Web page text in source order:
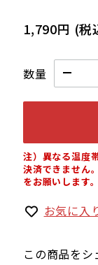
1,790円 (税
数量
注）異なる温度
決済できません
をお願いします。
お気に入
この商品をシ